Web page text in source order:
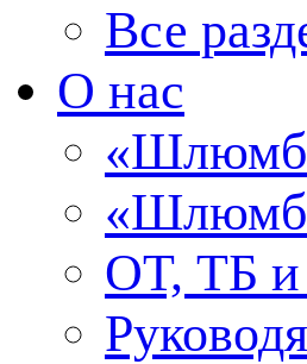
Все
О нас
ОТ, ТБ